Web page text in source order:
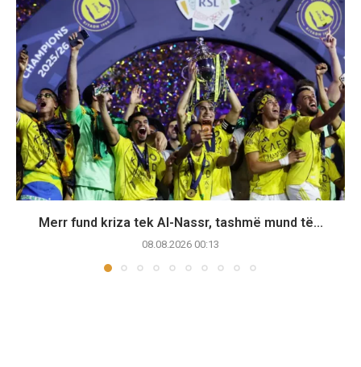
Merr fund kriza tek Al-Nassr, tashmë mund të...
08.08.2026 00:13